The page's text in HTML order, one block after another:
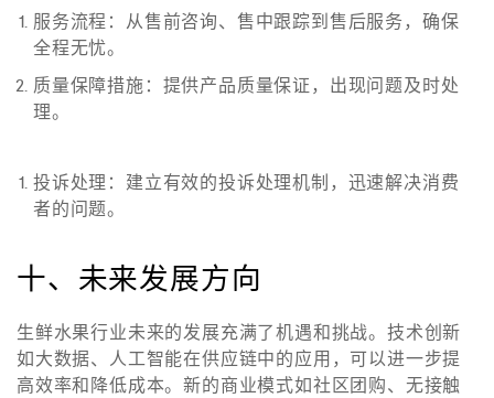
服务流程 ：从售前咨询、售中跟踪到售后服务，确保
全程无忧。
质量保障措施：提供产品质量保证，出现问题及时处
理。
投诉处理 ：建立有效的投诉处理机制，迅速解决消费
者的问题。
十、未来发展方向
生鲜水果行业未来的发展充满了机遇和挑战。技术创新
如大数据、人工智能在供应链中的应用，可以进一步提
高效率和降低成本。新的商业模式如社区团购、无接触